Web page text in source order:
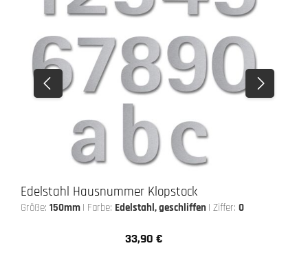
Edelstahl Hausnummer Klopstock
Größe:150mm | Farbe: Edelstahl, geschliffen | Ziffer:0
Regulärer Preis:
33,90 €